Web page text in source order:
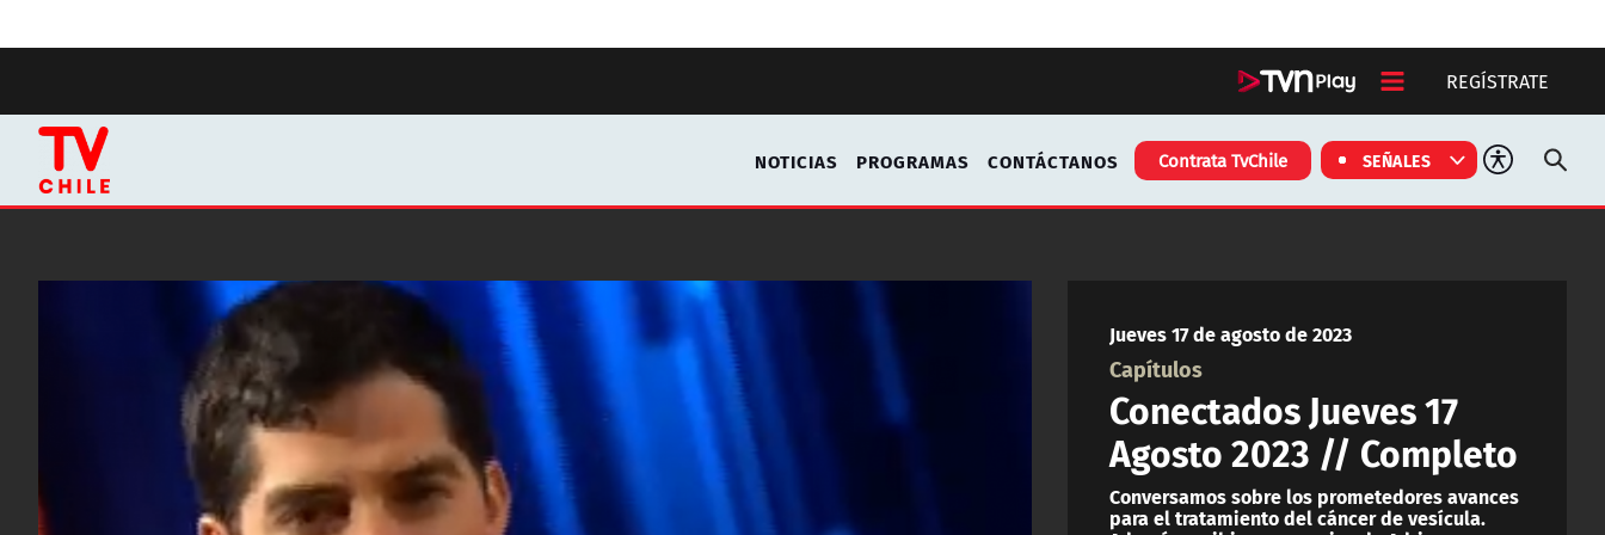
REGÍSTRATE
NOTICIAS PROGRAMAS CONTÁCTANOS Contrata TvChile SEÑALES
Jueves 17 de agosto de 2023
Capítulos
Conectados Jueves 17
Agosto 2023 // Completo
Conversamos sobre los prometedores avances
para el tratamiento del cáncer de vesícula.